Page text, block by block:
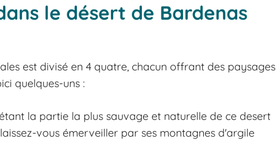
le désert de Bardenas
est divisé en 4 quatre, chacun offrant des paysages
quelques-uns :
la partie la plus sauvage et naturelle de ce desert
vous émerveiller par ses montagnes d'argile